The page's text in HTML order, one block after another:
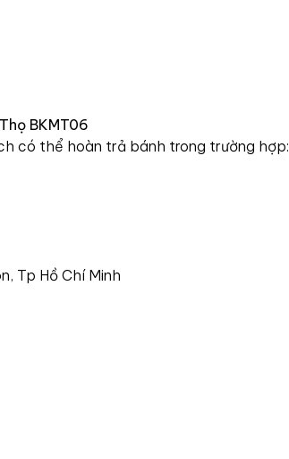
BKMT06
có thể hoàn trả bánh trong trường hợp:
Tp Hồ Chí Minh